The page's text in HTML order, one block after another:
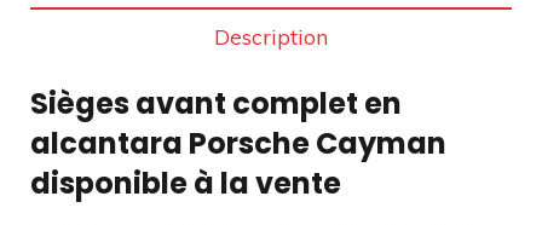
Description
Sièges avant complet en
alcantara Porsche Cayman
disponible à la vente